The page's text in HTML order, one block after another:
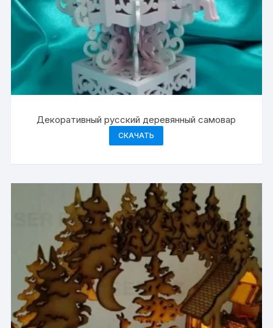
Декоративный русский деревянный самовар
СКАЧАТЬ